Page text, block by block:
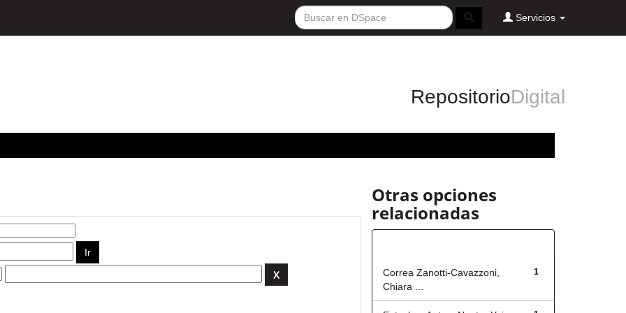
Servicios
RepositorioDigital
Otras opciones
relacionadas
1
Correa Zanotti-Cavazzoni,
Chiara ...